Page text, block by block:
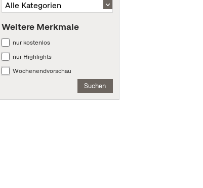
Weitere Merkmale
nur kostenlos
nur Highlights
Wochenendvorschau
Suchen